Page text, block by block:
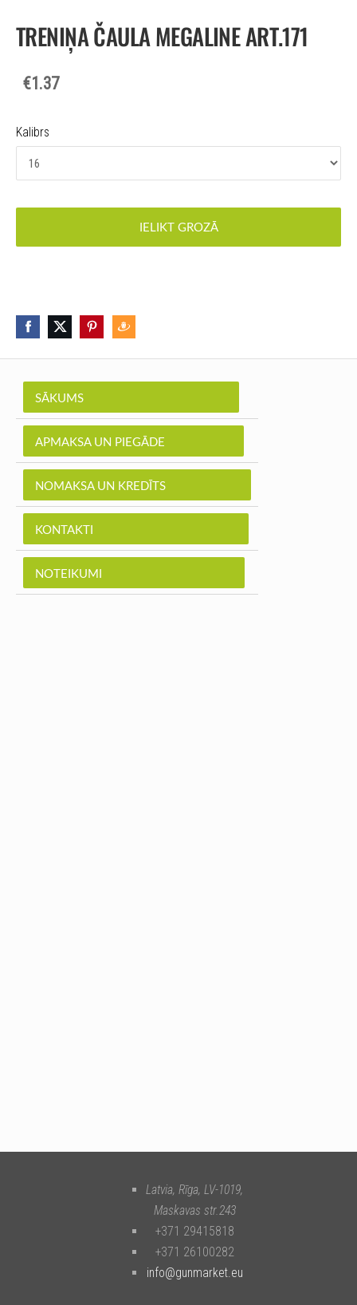
SĀKUMS
APMAKSA UN PIEGĀDE
NOMAKSA UN KREDĪTS
KONTAKTI
NOTEIKUMI
TRENIŅA ČAULA MEGALINE ART.171
€1.37
Kalibrs
IELIKT GROZĀ
Latvia, Rīga, LV-1019,
Maskavas str.243
+371 29415818
+371 26100282
info@gunmarket.eu